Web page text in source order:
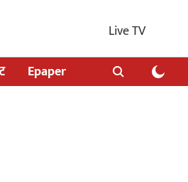
Live TV
Epaper